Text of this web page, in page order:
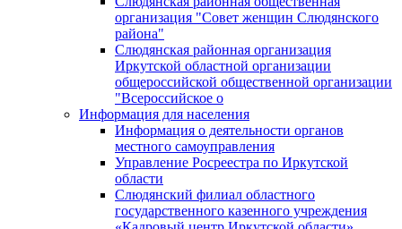
организация "Совет женщин Слюдянского
района"
Слюдянская районная организация
Иркутской областной организации
общероссийской общественной организации
"Всероссийское о
Информация для населения
Информация о деятельности органов
местного самоуправления
Управление Росреестра по Иркутской
области
Слюдянский филиал областного
государственного казенного учреждения